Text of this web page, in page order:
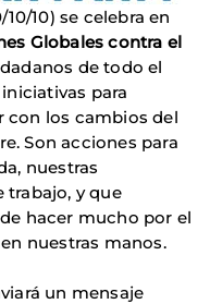
10) se celebra en
Globales contra el
de todo el
para
con los cambios del
Son acciones para
nuestras
trabajo, y que
hacer mucho por el
nuestras manos.
un mensaje